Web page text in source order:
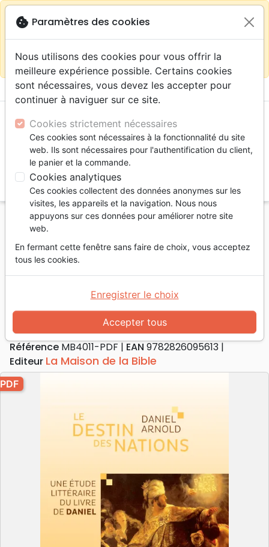
Continuer sur le site France close
warningSelon votre
localisation (États-
sur la boutique La Maison de la Bible Suisse
menu shopping_cart
Accueil Livres Commentaires
Daniel
livre de Daniel - PDF
Le destin des nations
Une étude littéraire du livre de Daniel -
PDF
Auteur : Daniel Arnold
Référence MB4011-PDF EAN 9782826095613
Editeur La Maison de la Bible
PDF
cookie Paramètres des cookies
Nous utilisons des cookies pour vous offrir la
meilleure expérience possible. Certains cookies
sont nécessaires, vous devez les accepter pour
continuer à naviguer sur ce site.
Cookies strictement nécessaires
Ces cookies sont nécessaires à la fonctionnalité du site
web. Ils sont nécessaires pour l'authentification du client,
le panier et la commande.
Cookies analytiques
Ces cookies collectent des données anonymes sur les
visites, les appareils et la navigation. Nous nous
appuyons sur ces données pour améliorer notre site
web.
En fermant cette fenêtre sans faire de choix, vous acceptez
tous les cookies.
Accepter tous
Enregistrer le choix